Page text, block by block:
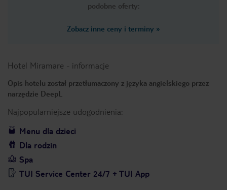
podobne oferty:
Zobacz inne ceny i terminy »
Hotel Miramare - informacje
Opis hotelu został przetłumaczony z języka angielskiego przez
narzędzie DeepL
Najpopularniejsze udogodnienia:
Menu dla dzieci
Dla rodzin
Spa
TUI Service Center 24/7 + TUI App